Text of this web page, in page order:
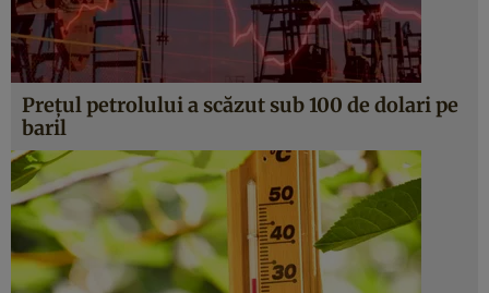
Prețul petrolului a scăzut sub 100 de dolari pe
baril